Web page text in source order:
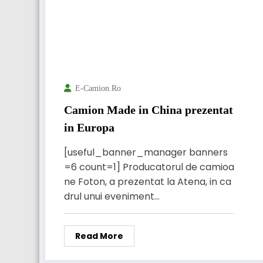
E-Camion.ro
Camion Made in China prezentat
in Europa
[useful_banner_manager banners
=6 count=1] Producatorul de camioa
ne Foton, a prezentat la Atena, in ca
drul unui eveniment…
Read More